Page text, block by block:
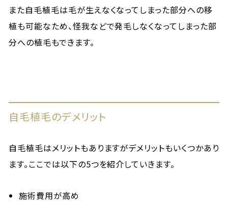
また自毛植毛は毛が生えなくなってしまった部分への移
植も可能なため、怪我などで発毛しなくなってしまった部
分への植毛もできます。
自毛植毛のデメリット
自毛植毛はメリットもありますがデメリットもいくつかあり
ます。ここでは以下の5つを紹介していきます。
施術費用が高め